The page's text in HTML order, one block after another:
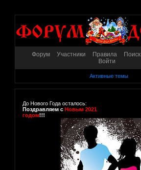
Форум Участники Правила Поиск
Войти
Активные темы
До Нового Года осталось:
Поздравляем с Новым 2021
годом!!!